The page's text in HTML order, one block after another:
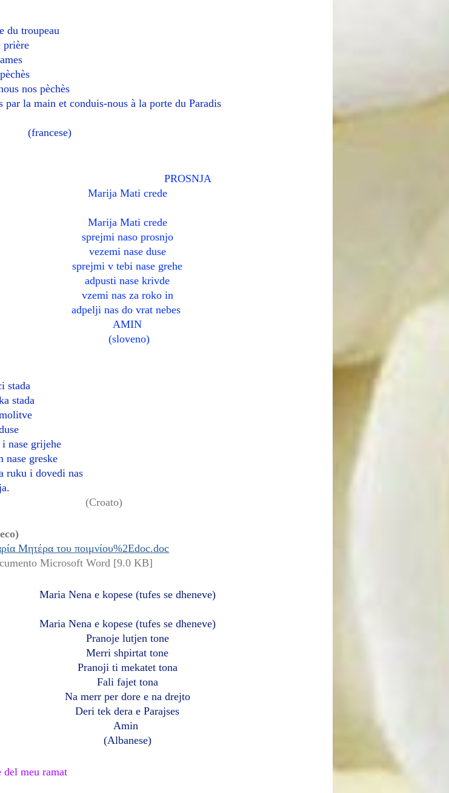
du troupeau
prière
nos pèchès
par la main et conduis-nous à la porte du Paradis
PROSNJA
Marija Mati crede
Marija Mati crede
sprejmi naso prosnjo
vezemi nase duse
sprejmi v tebi nase grehe
adpusti nase krivde
vzemi nas za roko in
adpelji nas do vrat nebes
AMIN
(sloveno)
stada
stada
nase grijehe
nase greske
ruku i dovedi nas
Μητέρα του ποιμνίου%2Edoc.doc
Microsoft Word [9.0 KB]
Maria Nena e kopese (tufes se dheneve)
Maria Nena e kopese (tufes se dheneve)
Pranoje lutjen tone
Merri shpirtat tone
Pranoji ti mekatet tona
Fali fajet tona
Na merr per dore e na drejto
Deri tek dera e Parajses
Amin
(Albanese)
meu ramat